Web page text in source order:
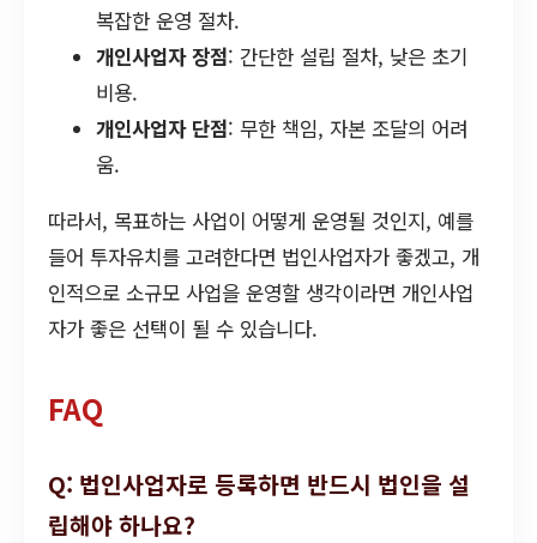
복잡한 운영 절차.
개인사업자 장점: 간단한 설립 절차, 낮은 초기
비용.
개인사업자 단점: 무한 책임, 자본 조달의 어려
움.
따라서, 목표하는 사업이 어떻게 운영될 것인지, 예를
들어 투자유치를 고려한다면 법인사업자가 좋겠고, 개
인적으로 소규모 사업을 운영할 생각이라면 개인사업
자가 좋은 선택이 될 수 있습니다.
FAQ
Q: 법인사업자로 등록하면 반드시 법인을 설
립해야 하나요?